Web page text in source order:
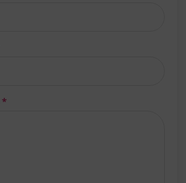
*